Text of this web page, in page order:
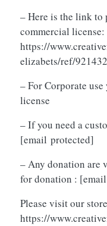
– Here is the link to
commercial license:
https://
elizabets/ref/
– For Corporate
license
– If you need a
[email protected]
– Any donation are
for donation :
Please visit our
https://